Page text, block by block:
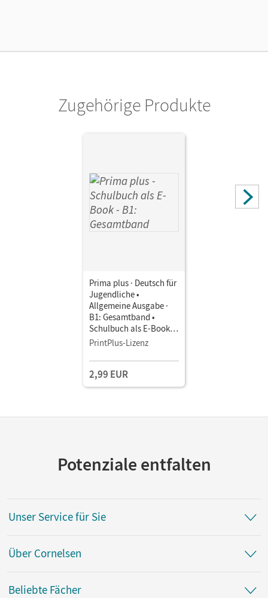
Zugehörige Produkte
Prima plus · Deutsch für
Jugendliche •
Allgemeine Ausgabe ·
B1: Gesamtband •
Schulbuch als E-Book
Mit Medien
PrintPlus-Lizenz
2,99 EUR
Potenziale entfalten
Unser Service für Sie
Über Cornelsen
Beliebte Fächer